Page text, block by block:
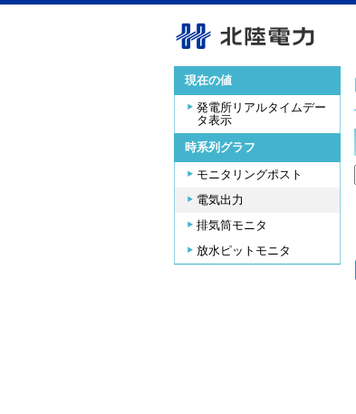
現在の値
発電所リアルタイムデー
タ表示
時系列グラフ
モニタリングポスト
電気出力
排気筒モニタ
放水ピットモニタ